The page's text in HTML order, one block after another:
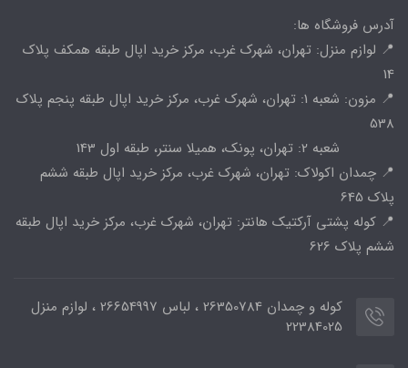
آدرس فروشگاه ها:
📍 لوازم منزل: تهران، شهرک غرب، مرکز خرید اپال طبقه همکف پلاک
14
📍 مزون: شعبه 1: تهران، شهرک غرب، مرکز خرید اپال طبقه پنجم پلاک
538
شعبه 2: تهران، پونک، همیلا سنتر، طبقه اول 143
📍 چمدان اکولاک: تهران، شهرک غرب، مرکز خرید اپال طبقه ششم
پلاک 645
📍 کوله پشتی آرکتیک هانتر: تهران، شهرک غرب، مرکز خرید اپال طبقه
ششم پلاک 626
کوله و چمدان 26350784 ، لباس 26654997 ، لوازم منزل
22384025